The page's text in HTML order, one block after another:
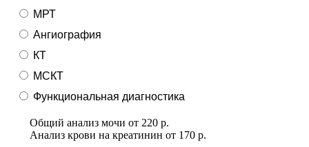
МРТ
Ангиография
КТ
МСКТ
Функциональная диагностика
Общий анализ мочи от 220 р.
Анализ крови на креатинин от 170 р.